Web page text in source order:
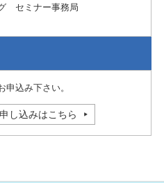
セミナー事務局
込み下さい。
し込みはこちら